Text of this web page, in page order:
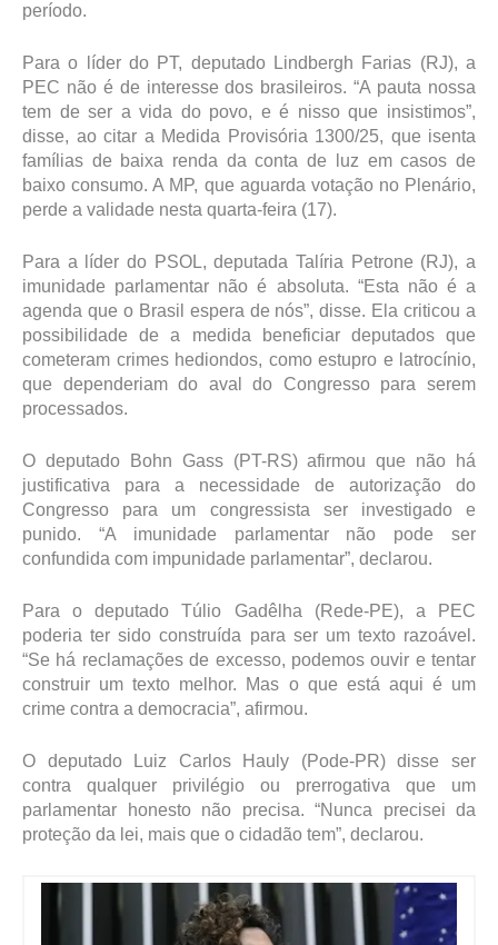
período.
Para o líder do PT, deputado Lindbergh Farias (RJ), a
PEC não é de interesse dos brasileiros. “A pauta nossa
tem de ser a vida do povo, e é nisso que insistimos”,
disse, ao citar a Medida Provisória 1300/25, que isenta
famílias de baixa renda da conta de luz em casos de
baixo consumo. A MP, que aguarda votação no Plenário,
perde a validade nesta quarta-feira (17).
Para a líder do PSOL, deputada Talíria Petrone (RJ), a
imunidade parlamentar não é absoluta. “Esta não é a
agenda que o Brasil espera de nós”, disse. Ela criticou a
possibilidade de a medida beneficiar deputados que
cometeram crimes hediondos, como estupro e latrocínio,
que dependeriam do aval do Congresso para serem
processados.
O deputado Bohn Gass (PT-RS) afirmou que não há
justificativa para a necessidade de autorização do
Congresso para um congressista ser investigado e
punido. “A imunidade parlamentar não pode ser
confundida com impunidade parlamentar”, declarou.
Para o deputado Túlio Gadêlha (Rede-PE), a PEC
poderia ter sido construída para ser um texto razoável.
“Se há reclamações de excesso, podemos ouvir e tentar
construir um texto melhor. Mas o que está aqui é um
crime contra a democracia”, afirmou.
O deputado Luiz Carlos Hauly (Pode-PR) disse ser
contra qualquer privilégio ou prerrogativa que um
parlamentar honesto não precisa. “Nunca precisei da
proteção da lei, mais que o cidadão tem”, declarou.